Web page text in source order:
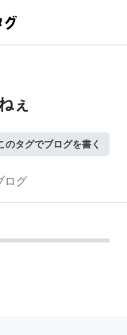
ぇ
のタグでブログを書く
ログ